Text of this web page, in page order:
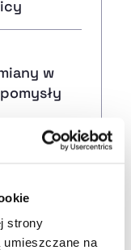
strony
na
w